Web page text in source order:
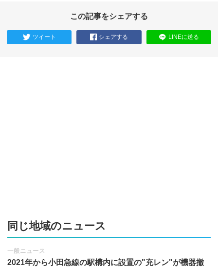
この記事をシェアする
ツイート シェアする LINEに送る
同じ地域のニュース
一般ニュース
2021年から小田急線の駅構内に設置の"充レン"が機器撤